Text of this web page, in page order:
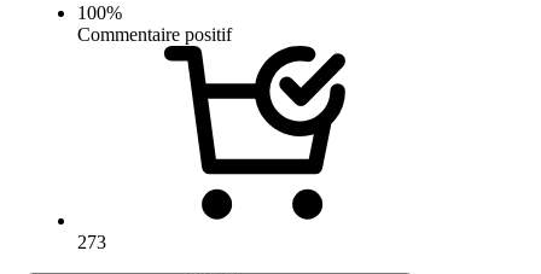
100%
Commentaire positif
273